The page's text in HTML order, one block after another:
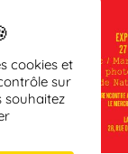
cookies et
sur
souhaitez